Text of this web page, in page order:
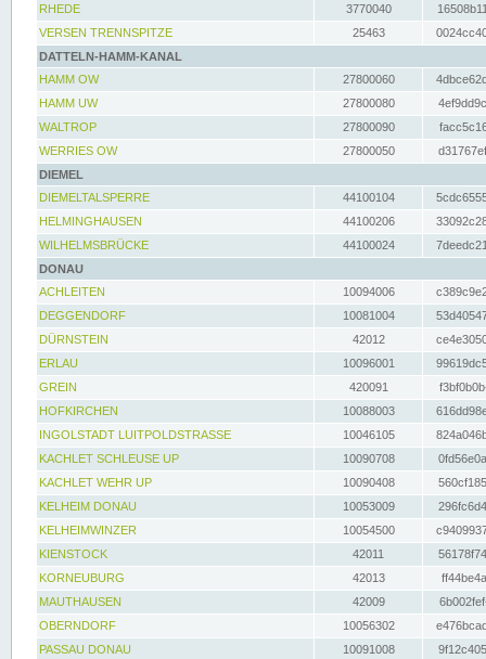
RHEDE
3770040
VERSEN TRENNSPITZE
25463
DATTELN-HAMM-KANAL
HAMM OW
27800060
HAMM UW
27800080
WALTROP
27800090
WERRIES OW
27800050
DIEMEL
DIEMELTALSPERRE
44100104
HELMINGHAUSEN
44100206
WILHELMSBRÜCKE
44100024
DONAU
ACHLEITEN
10094006
DEGGENDORF
10081004
DÜRNSTEIN
42012
ERLAU
10096001
GREIN
420091
HOFKIRCHEN
10088003
INGOLSTADT LUITPOLDSTRASSE
10046105
KACHLET SCHLEUSE UP
10090708
KACHLET WEHR UP
10090408
KELHEIM DONAU
10053009
KELHEIMWINZER
10054500
KIENSTOCK
42011
KORNEUBURG
42013
MAUTHAUSEN
42009
OBERNDORF
10056302
PASSAU DONAU
10091008